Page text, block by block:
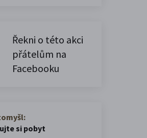
Řekni o této akci
přátelům na
Facebooku
si pobyt